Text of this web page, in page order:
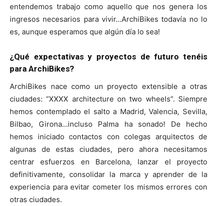
entendemos trabajo como aquello que nos genera los
ingresos necesarios para vivir…ArchiBikes todavía no lo
es, aunque esperamos que algún día lo sea!
¿Qué expectativas y proyectos de futuro tenéis
para ArchiBikes?
ArchiBikes nace como un proyecto extensible a otras
ciudades: “XXXX architecture on two wheels”. Siempre
hemos contemplado el salto a Madrid, Valencia, Sevilla,
Bilbao, Girona…incluso Palma ha sonado! De hecho
hemos iniciado contactos con colegas arquitectos de
algunas de estas ciudades, pero ahora necesitamos
centrar esfuerzos en Barcelona, lanzar el proyecto
definitivamente, consolidar la marca y aprender de la
experiencia para evitar cometer los mismos errores con
otras ciudades.